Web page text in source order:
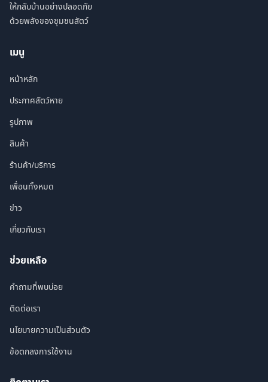
ให้กลับบ้านอย่างปลอดภัย
ด้วยพลังของชุมชนสัตว์
เมนู
หน้าหลัก
ประกาศสัตว์หาย
รูปภาพ
สินค้า
ร้านค้า/บริการ
เพื่อนทั้งหมด
ข่าว
เกี่ยวกับเรา
ช่วยเหลือ
คำถามที่พบบ่อย
ติดต่อเรา
นโยบายความเป็นส่วนตัว
ข้อตกลงการใช้งาน